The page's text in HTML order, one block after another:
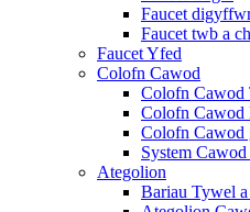
Faucet
Faucet twb a
Faucet Yfed
Colofn Cawod
Colofn Cawod
Colofn Cawod
Colofn Cawod
System
Ategolion
Bariau Tywel a